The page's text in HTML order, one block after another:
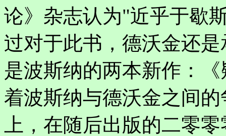
论》杂志认为"近乎于歇
过对于此书，德沃金还
是波斯纳的两本新作：
着波斯纳与德沃金之间
上，在随后出版的二零